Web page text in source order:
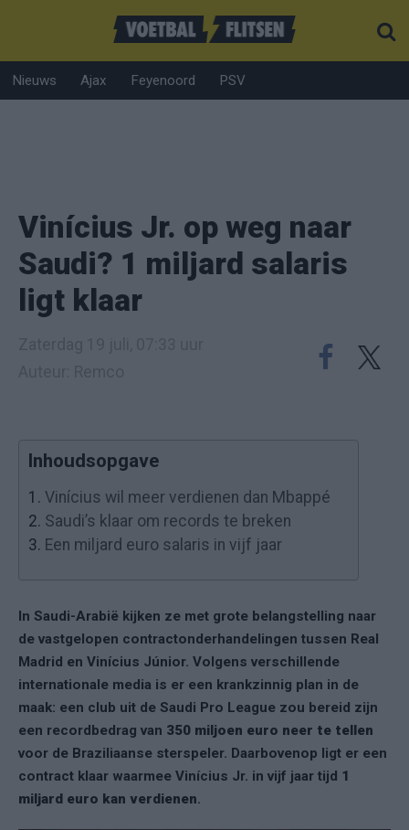
Nieuws Ajax Feyenoord PSV
Vinícius Jr. op weg naar
Saudi? 1 miljard salaris
ligt klaar
Inhoudsopgave
1. Vinícius wil meer verdienen dan Mbappé
2. Saudi’s klaar om records te breken
3. Een miljard euro salaris in vijf jaar
In Saudi-Arabië kijken ze met grote belangstelling naar
de vastgelopen contractonderhandelingen tussen Real
Madrid en Vinícius Júnior. Volgens verschillende
internationale media is er een krankzinnig plan in de
maak: een club uit de Saudi Pro League zou bereid zijn
een recordbedrag van 350 miljoen euro neer te tellen
voor de Braziliaanse sterspeler. Daarbovenop ligt er een
contract klaar waarmee Vinícius Jr. in vijf jaar tijd 1
miljard euro kan verdienen.